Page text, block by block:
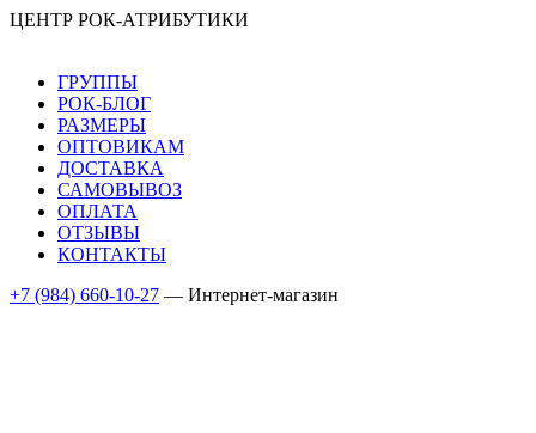
ЦЕНТР РОК-АТРИБУТИКИ
ГРУППЫ
РОК-БЛОГ
РАЗМЕРЫ
ОПТОВИКАМ
ДОСТАВКА
САМОВЫВОЗ
ОПЛАТА
ОТЗЫВЫ
КОНТАКТЫ
+7 (984) 660-10-27 — Интернет-магазин